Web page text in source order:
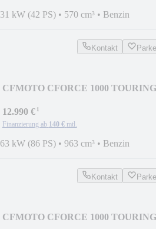
31 kW (42 PS) • 570 cm³ • Benzin
Kontakt
CFMOTO CFORCE 1000
12.990 €¹
Finanzierung ab 140 € mtl.
63 kW (86 PS) • 963 cm³ • Benzin
Kontakt
CFMOTO CFORCE 1000